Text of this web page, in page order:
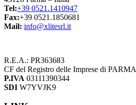
Tel:+39 0521.1410947
Fax:+39 0521.1850681
Mail: info@xlitesrl.it
R.E.A.: PR363683
CF del Registro delle Imprese di PARMA
P.IVA 03111390344
SDI W7YVJK9